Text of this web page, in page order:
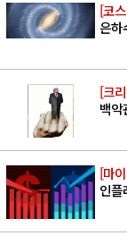
[코
은하
[크
백악
[마
인플